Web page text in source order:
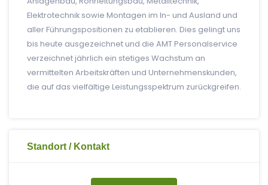
Elektrotechnik sowie Montagen im In- und Ausland und
aller Führungspositionen zu etablieren. Dies gelingt uns
bis heute ausgezeichnet und die AMT Personalservice
verzeichnet jährlich ein stetiges Wachstum an
vermittelten Arbeitskräften und Unternehmenskunden,
die auf das vielfältige Leistungsspektrum zurückgreifen.
Standort / Kontakt